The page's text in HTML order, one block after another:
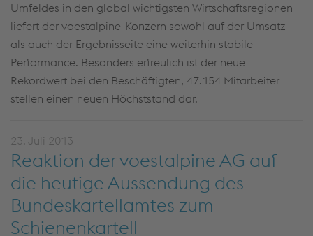
Umfeldes in den global wichtigsten Wirtschaftsregionen
liefert der voestalpine-Konzern sowohl auf der Umsatz-
als auch der Ergebnisseite eine weiterhin stabile
Performance. Besonders erfreulich ist der neue
Rekordwert bei den Beschäftigten, 47.154 Mitarbeiter
stellen einen neuen Höchststand dar.
23. Juli 2013
Reaktion der voestalpine AG auf
die heutige Aussendung des
Bundeskartellamtes zum
Schienenkartell